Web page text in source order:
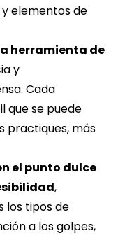
elementos de
herramienta de
y
Cada
que se puede
practiques, más
el punto dulce
,
los tipos de
a los golpes,